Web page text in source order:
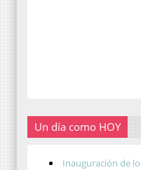
Un día como HOY
Inauguración de